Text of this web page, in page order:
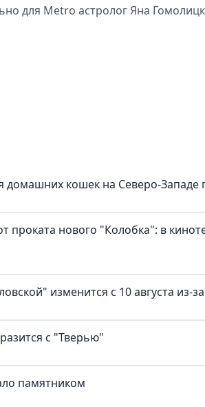
для Metro астролог Яна
домашних кошек на Северо-
проката нового "Колобка": в
изменится с 10 августа из-
с "Тверью"
памятником